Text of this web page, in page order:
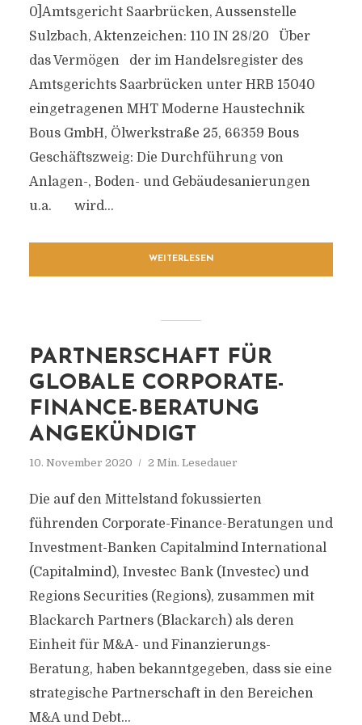
0]Amtsgericht Saarbrücken, Aussenstelle
Sulzbach, Aktenzeichen: 110 IN 28/20 Über
das Vermögen der im Handelsregister des
Amtsgerichts Saarbrücken unter HRB 15040
eingetragenen MHT Moderne Haustechnik
Bous GmbH, Ölwerkstraße 25, 66359 Bous
Geschäftszweig: Die Durchführung von
Anlagen-, Boden- und Gebäudesanierungen
u.a. wird...
WEITERLESEN
PARTNERSCHAFT FÜR
GLOBALE CORPORATE-
FINANCE-BERATUNG
ANGEKÜNDIGT
10. November 2020 2 Min. Lesedauer
Die auf den Mittelstand fokussierten
führenden Corporate-Finance-Beratungen und
Investment-Banken Capitalmind International
(Capitalmind), Investec Bank (Investec) und
Regions Securities (Regions), zusammen mit
Blackarch Partners (Blackarch) als deren
Einheit für M&A- und Finanzierungs-
Beratung, haben bekanntgegeben, dass sie eine
strategische Partnerschaft in den Bereichen
M&A und Debt...